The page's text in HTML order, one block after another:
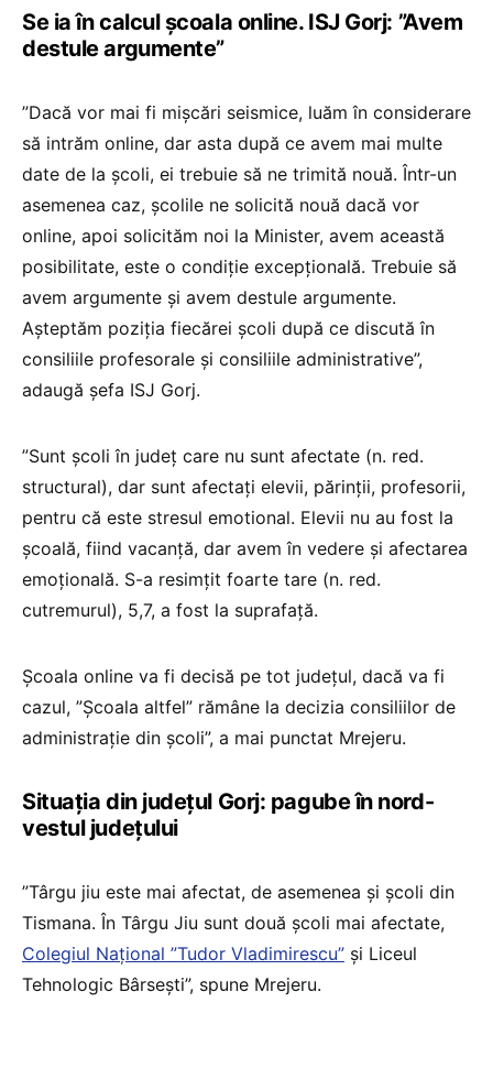
Se ia în calcul școala online. ISJ Gorj: ”Avem
destule argumente”
”Dacă vor mai fi mișcări seismice, luăm în considerare
să intrăm online, dar asta după ce avem mai multe
date de la școli, ei trebuie să ne trimită nouă. Într-un
asemenea caz, școlile ne solicită nouă dacă vor
online, apoi solicităm noi la Minister, avem această
posibilitate, este o condiție excepțională. Trebuie să
avem argumente și avem destule argumente.
Așteptăm poziția fiecărei școli după ce discută în
consiliile profesorale și consiliile administrative”,
adaugă șefa ISJ Gorj.
”Sunt școli în județ care nu sunt afectate (n. red.
structural), dar sunt afectați elevii, părinții, profesorii,
pentru că este stresul emotional. Elevii nu au fost la
școală, fiind vacanță, dar avem în vedere și afectarea
emoțională. S-a resimțit foarte tare (n. red.
cutremurul), 5,7, a fost la suprafață.
Școala online va fi decisă pe tot județul, dacă va fi
cazul, ”Școala altfel” rămâne la decizia consiliilor de
administrație din școli”, a mai punctat Mrejeru.
Situația din județul Gorj: pagube în nord-
vestul județului
”Târgu jiu este mai afectat, de asemenea și școli din
Tismana. În Târgu Jiu sunt două școli mai afectate,
Colegiul Național ”Tudor Vladimirescu” și Liceul
Tehnologic Bârsești”, spune Mrejeru.